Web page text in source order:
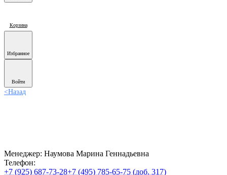
Корзина
Избранное
Войти
<Назад
Менеджер: Наумова Марина Геннадьевна
Телефон:
+7 (925) 687-73-28+7 (495) 785-65-75 (доб. 317)